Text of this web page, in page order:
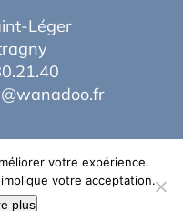
Léger
& Jordane Idn
| Tous Droits
votre expérience.
votre acceptation.
plus